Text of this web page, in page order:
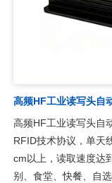
高频HF工业读写头自
高频HF工业读写头自
RFID技术协议，单天
cm以上，读取速度达
别、食堂、快餐、自